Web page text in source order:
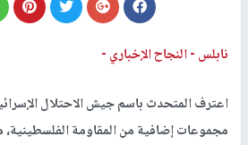
نابلس -النجاح الإخباري -
اعترف المتحدث باسم جيش الاحتلال
مجموعات إضافية من المقاومة